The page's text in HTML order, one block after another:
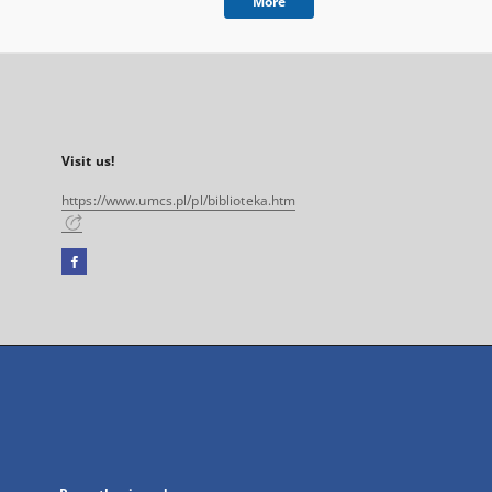
Visit us!
https://www.umcs.pl/pl/biblioteka.htm
Facebook
open